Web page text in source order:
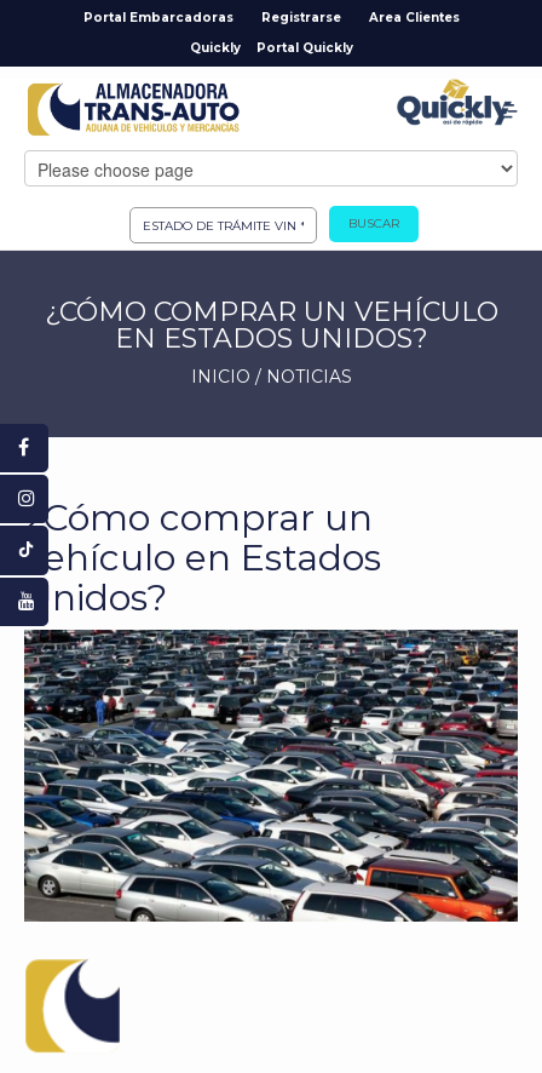
Portal Embarcadoras Registrarse
Area Clientes
Quickly
Portal Quickly
BUSCAR
¿CÓMO COMPRAR UN VEHÍCULO
EN ESTADOS UNIDOS?
INICIO / NOTICIAS
¿Cómo comprar un
vehículo en Estados
Unidos?